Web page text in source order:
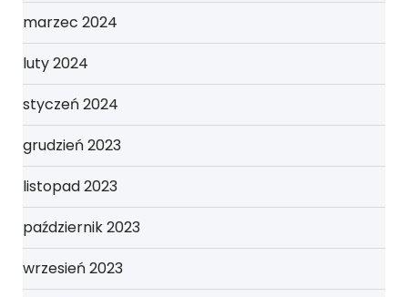
marzec 2024
luty 2024
styczeń 2024
grudzień 2023
listopad 2023
październik 2023
wrzesień 2023